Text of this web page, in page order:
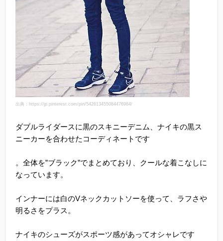
出典：https://jp.pinterest.com/pin/542613455084476984/
ダブルライダースに黒のスキニーデニム、ナイキの黒ス
ニーカーを合わせたコーディネートです
。全体を”ブラック”でまとめており、クールな着こなしに
なっています。
インナーには白のVネックカットソーを使って、ラフさや
明るさをプラス。
ナイキのシューズがスポーツ感があってオシャレです